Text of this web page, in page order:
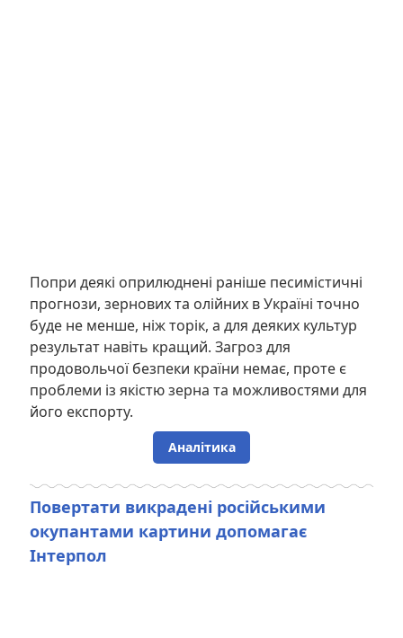
Попри деякі оприлюднені раніше песимістичні
прогнози, зернових та олійних в Україні точно
буде не менше, ніж торік, а для деяких культур
результат навіть кращий. Загроз для
продовольчої безпеки країни немає, проте є
проблеми із якістю зерна та можливостями для
його експорту.
Аналітика
Повертати викрадені російськими
окупантами картини допомагає
Інтерпол